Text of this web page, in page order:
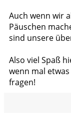
Auch wenn wir
Päuschen
sind unsere
Also viel Spaß
wenn mal
fragen!